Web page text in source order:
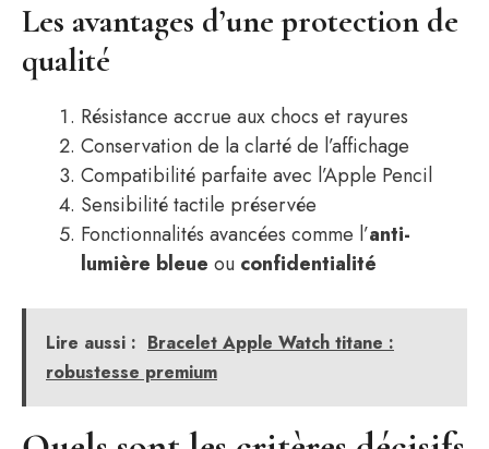
Les avantages d’une protection de
qualité
Résistance accrue aux chocs et rayures
Conservation de la clarté de l’affichage
Compatibilité parfaite avec l’Apple Pencil
Sensibilité tactile préservée
Fonctionnalités avancées comme l’anti-
lumière bleue ou confidentialité
Lire aussi : Bracelet Apple Watch titane :
robustesse premium